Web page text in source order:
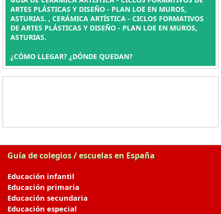
ARTES PLÁSTICAS Y DISEÑO - PLAN LOE EN MUROS,
ASTURIAS. , CERÁMICA ARTÍSTICA - CICLOS FORMATIVOS
DE ARTES PLÁSTICAS Y DISEÑO - PLAN LOE EN MUROS,
ASTURIAS.
¿CÓMO LLEGAR? ¿DÓNDE QUEDAN?
Guía de colegios / escuelas en España
Educación infantil
Educación primaria
Educación secundaria
Educación especial